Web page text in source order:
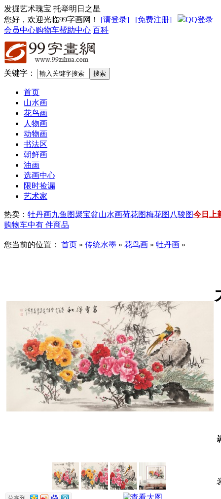
发掘艺术瑰宝 托举明日之星
您好，欢迎光临99字画网 ！ [请登录] [免费注册]
QQ登录
会员中心购物车帮助中心 百科
关键字：
首页
山水画
花鸟画
人物画
动物画
书法区
朝鲜画
油画
选画中心
限时捡漏
艺术家
热卖： 牡丹画九鱼图聚宝盆山水画荷花图梅花图 八骏图今日上
购物车中有 件商品
您当前的位置： 首页 » 传统水墨 » 花鸟画 » 牡丹画 »